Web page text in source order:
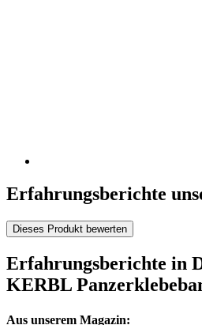
Erfahrungsberichte
Dieses Produkt bewerten
Erfahrungsberichte in
KERBL
Aus unserem Magazin: